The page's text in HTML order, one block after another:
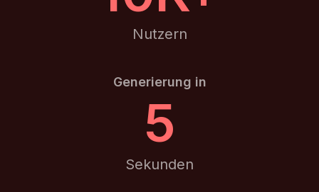
Nutzern
Generierung in
5
Sekunden